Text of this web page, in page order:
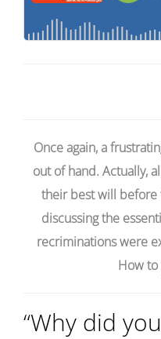
Once again, a
out of hand. Actually,
their best will before
discussing the
recriminations were
How
“Why did